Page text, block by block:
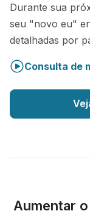
Durante sua
seu "novo eu"
detalhadas por
Consulta de
Aumentar